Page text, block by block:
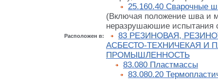
Расположен в:
25.160.40 Сварочные
(Включая положение шва и
неразрушаюшие испытания
83 РЕЗИНОВАЯ,
АСБЕСТО-ТЕХНИЧЕКАЯ И
ПРОМЫШЛЕННОСТЬ
83.080 Пластмассы
83.080.20